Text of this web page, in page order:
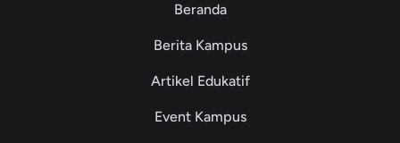
Beranda
Berita Kampus
Artikel Edukatif
Event Kampus